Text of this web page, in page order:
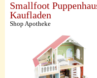
Smallfoot
Kaufladen
Shop Apotheke